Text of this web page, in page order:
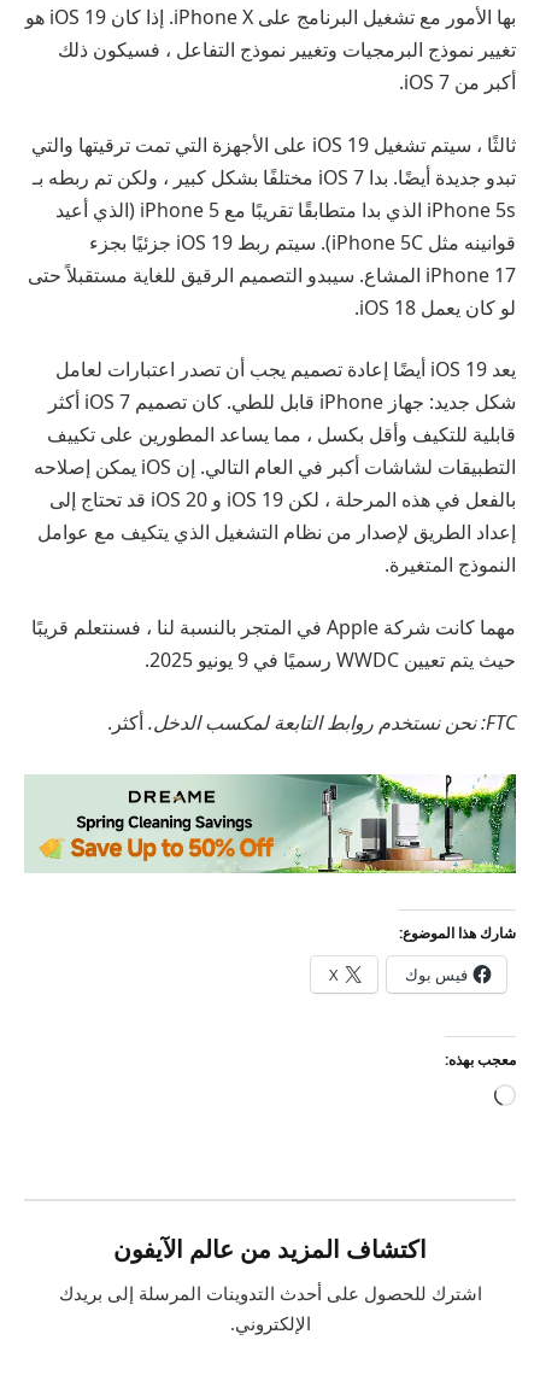
بها الأمور مع تشغيل البرنامج على iPhone X. إذا كان iOS 19 هو
تغيير نموذج البرمجيات وتغيير نموذج التفاعل ، فسيكون ذلك
أكبر من iOS 7.
ثالثًا ، سيتم تشغيل iOS 19 على الأجهزة التي تمت ترقيتها والتي
تبدو جديدة أيضًا. بدا iOS 7 مختلفًا بشكل كبير ، ولكن تم ربطه بـ
iPhone 5s الذي بدا متطابقًا تقريبًا مع iPhone 5 (الذي أعيد
قوانينه مثل iPhone 5C). سيتم ربط iOS 19 جزئيًا بجزء
iPhone 17 المشاع. سيبدو التصميم الرقيق للغاية مستقبلاً حتى
لو كان يعمل iOS 18.
يعد iOS 19 أيضًا إعادة تصميم يجب أن تصدر اعتبارات لعامل
شكل جديد: جهاز iPhone قابل للطي. كان تصميم iOS 7 أكثر
قابلية للتكيف وأقل بكسل ، مما يساعد المطورين على تكييف
التطبيقات لشاشات أكبر في العام التالي. إن iOS يمكن إصلاحه
بالفعل في هذه المرحلة ، لكن iOS 19 و iOS 20 قد تحتاج إلى
إعداد الطريق لإصدار من نظام التشغيل الذي يتكيف مع عوامل
النموذج المتغيرة.
مهما كانت شركة Apple في المتجر بالنسبة لنا ، فسنتعلم قريبًا
حيث يتم تعيين WWDC رسميًا في 9 يونيو 2025.
FTC: نحن نستخدم روابط التابعة لمكسب الدخل. أكثر.
شارك هذا الموضوع:
فيس بوك X
معجب بهذه:
جاري
اكتشاف المزيد من عالم الآيفون
اشترك للحصول على أحدث التدوينات المرسلة إلى بريدك
الإلكتروني.